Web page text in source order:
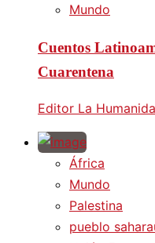
Mundo
Cuentos
Cuarentena
Editor La
África
Mundo
Palestina
pueblo